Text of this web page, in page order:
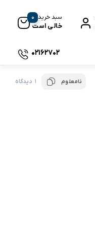
سبد خرید
خالی است
0
02162702
نامعلوم 1 دیدگاه